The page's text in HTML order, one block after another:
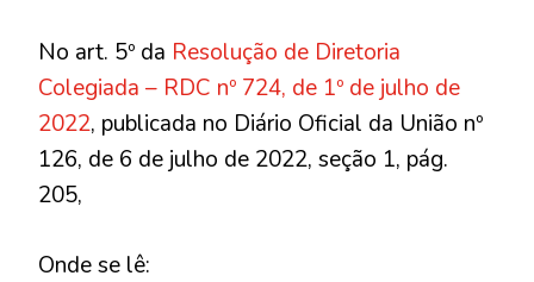
No art. 5º da Resolução de Diretoria
Colegiada – RDC nº 724, de 1º de julho de
2022, publicada no Diário Oficial da União nº
126, de 6 de julho de 2022, seção 1, pág.
205,
Onde se lê: